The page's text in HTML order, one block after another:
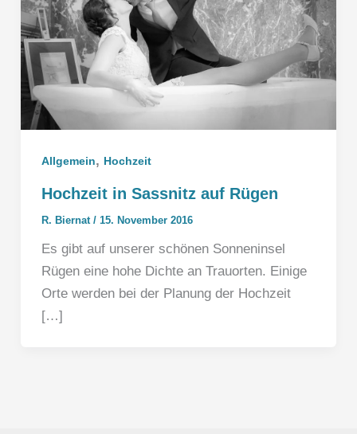
Allgemein, Hochzeit
Hochzeit in Sassnitz auf Rügen
R. Biernat / 15. November 2016
Es gibt auf unserer schönen Sonneninsel
Rügen eine hohe Dichte an Trauorten. Einige
Orte werden bei der Planung der Hochzeit
[…]